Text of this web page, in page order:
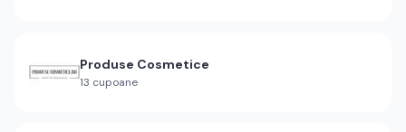
Produse Cosmetice
13 cupoane